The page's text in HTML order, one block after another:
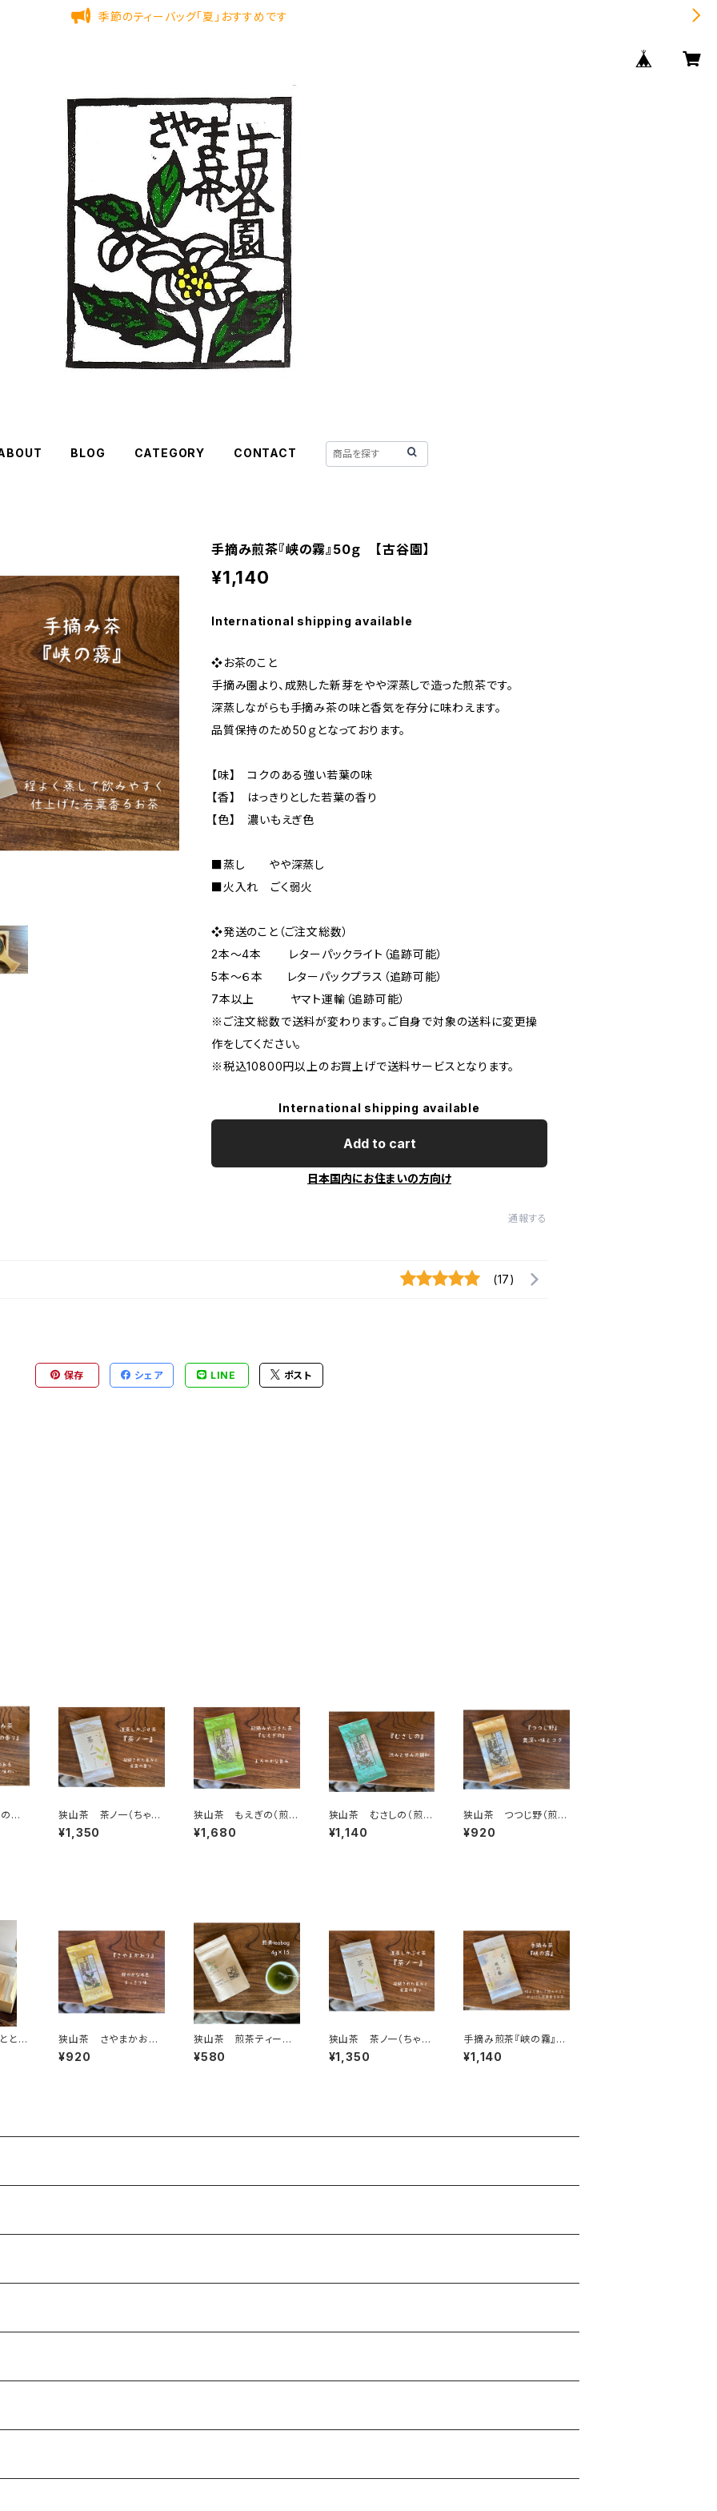
季節のティーバッグ「夏」おすすめです
BLOG CATEGORY CONTACT
手摘み煎茶『峡の霧』50ｇ 【古谷園】
¥1,140
International shipping available
❖お茶のこと
手摘み園より、成熟した新芽をやや深蒸しで造った煎茶です。
深蒸しながらも手摘み茶の味と香気を存分に味わえます。
品質保持のため50ｇとなっております。
【味】 コクのある強い若葉の味
【香】 はっきりとした若葉の香り
【色】 濃いもえぎ色
■蒸し やや深蒸し
■火入れ ごく弱火
❖発送のこと（ご注文総数）
2本～4本 レターパックライト（追跡可能）
5本～６本 レターパックプラス（追跡可能）
7本以上 ヤマト運輸（追跡可能）
※ご注文総数で送料が変わります。ご自身で対象の送料に変更操
作をしてください。
※税込10800円以上のお買上げで送料サービスとなります。
International shipping available
Add to cart
日本国内にお住まいの方向け
通報する
(17)
保存 シェア LINE ポスト
香
狭山茶 茶ノ一（ちゃの
はじめ）70g 【古谷園】
¥1,350
狭山茶 もえぎの（煎
茶） 100ｇ 【古谷園】
¥1,680
狭山茶 むさしの（煎
茶） 100ｇ 【古谷園】
¥1,140
狭山茶 つつじ野（煎
茶） 100ｇ 【古谷園】
¥920
と
狭山茶 さやまかおり
（煎茶） 100ｇ 【古谷
園】
¥920
狭山茶 煎茶ティーバ
ッグ 4ｇ×15 【古谷
園】
¥580
狭山茶 茶ノ一（ちゃの
はじめ）70g 【古谷園】
¥1,350
手摘み煎茶『峡の霧』50
ｇ 【古谷園】
¥1,140